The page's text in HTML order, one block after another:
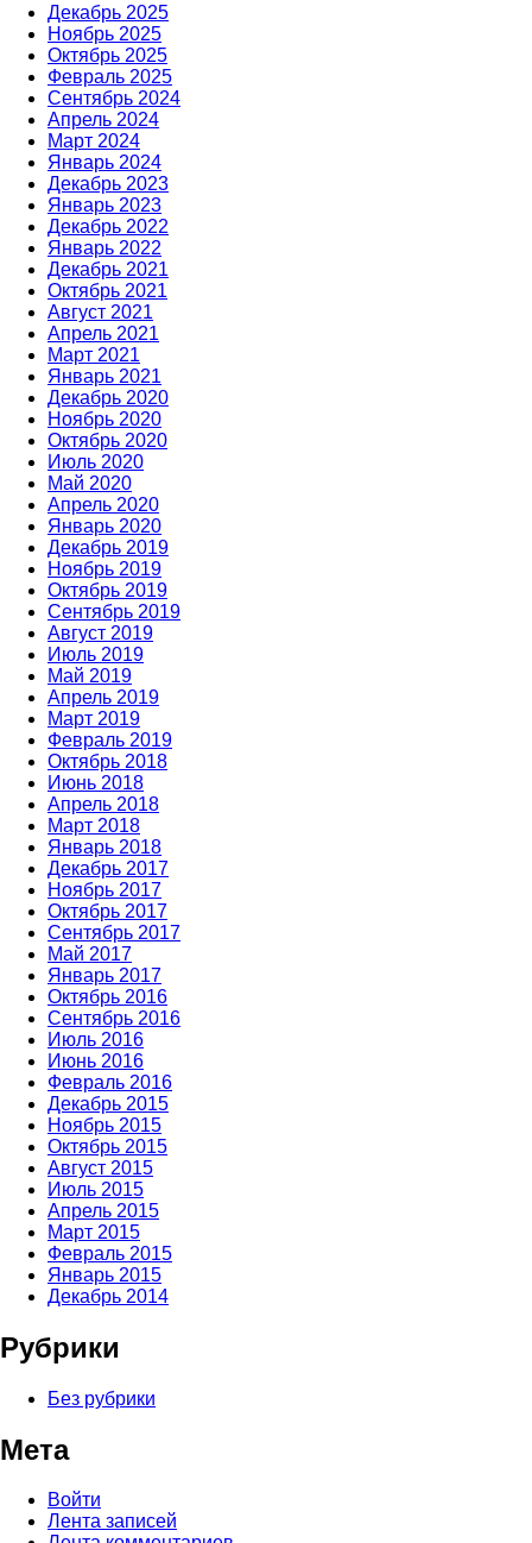
Декабрь 2025
Ноябрь 2025
Октябрь 2025
Февраль 2025
Сентябрь 2024
Апрель 2024
Март 2024
Январь 2024
Декабрь 2023
Январь 2023
Декабрь 2022
Январь 2022
Декабрь 2021
Октябрь 2021
Август 2021
Апрель 2021
Март 2021
Январь 2021
Декабрь 2020
Ноябрь 2020
Октябрь 2020
Июль 2020
Май 2020
Апрель 2020
Январь 2020
Декабрь 2019
Ноябрь 2019
Октябрь 2019
Сентябрь 2019
Август 2019
Июль 2019
Май 2019
Апрель 2019
Март 2019
Февраль 2019
Октябрь 2018
Июнь 2018
Апрель 2018
Март 2018
Январь 2018
Декабрь 2017
Ноябрь 2017
Октябрь 2017
Сентябрь 2017
Май 2017
Январь 2017
Октябрь 2016
Сентябрь 2016
Июль 2016
Июнь 2016
Февраль 2016
Декабрь 2015
Ноябрь 2015
Октябрь 2015
Август 2015
Июль 2015
Апрель 2015
Март 2015
Февраль 2015
Январь 2015
Декабрь 2014
Рубрики
Без рубрики
Мета
Войти
Лента записей